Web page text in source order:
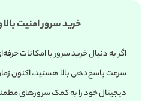
خرید سرور امنیت
اگر به دنبال خرید سرور با امکانات
سرعت پاسخ‌دهی بالا هستید، اکنون
دیجیتال خود را به کمک سرورهای